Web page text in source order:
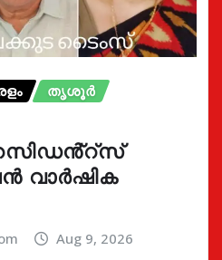
തൃശൂർ
റസിഡൻ്റ്സ്
വാർഷിക
Aug 9, 2026